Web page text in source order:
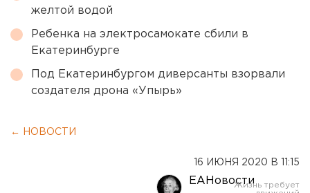
желтой водой
Ребенка на электросамокате сбили в
Екатеринбурге
Под Екатеринбургом диверсанты взорвали
создателя дрона «Упырь»
← НОВОСТИ
16 ИЮНЯ 2020 В 11:15
ЕАНовости